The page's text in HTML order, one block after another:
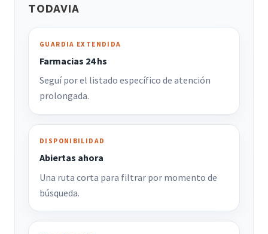
TODAVIA
GUARDIA EXTENDIDA
Farmacias 24 hs
Seguí por el listado específico de atención
prolongada.
DISPONIBILIDAD
Abiertas ahora
Una ruta corta para filtrar por momento de
búsqueda.